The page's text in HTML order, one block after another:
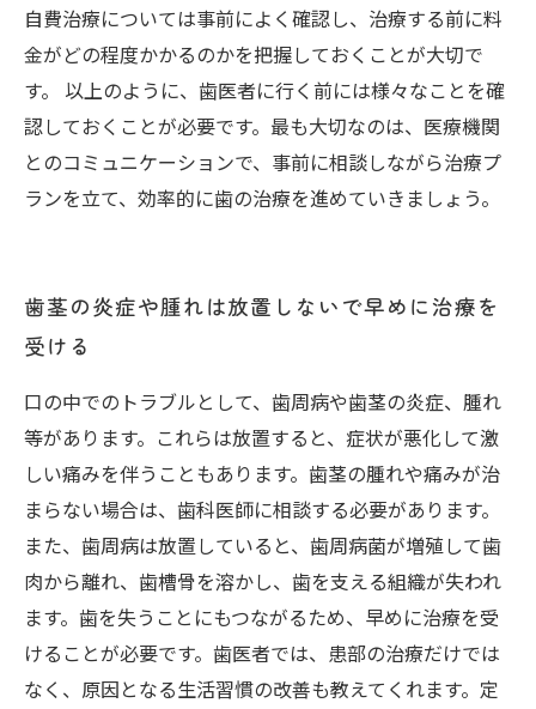
自費治療については事前によく確認し、治療する前に料
金がどの程度かかるのかを把握しておくことが大切で
す。 以上のように、歯医者に行く前には様々なことを確
認しておくことが必要です。最も大切なのは、医療機関
とのコミュニケーションで、事前に相談しながら治療プ
ランを立て、効率的に歯の治療を進めていきましょう。
歯茎の炎症や腫れは放置しないで早めに治療を
受ける
口の中でのトラブルとして、歯周病や歯茎の炎症、腫れ
等があります。これらは放置すると、症状が悪化して激
しい痛みを伴うこともあります。歯茎の腫れや痛みが治
まらない場合は、歯科医師に相談する必要があります。
また、歯周病は放置していると、歯周病菌が増殖して歯
肉から離れ、歯槽骨を溶かし、歯を支える組織が失われ
ます。歯を失うことにもつながるため、早めに治療を受
けることが必要です。歯医者では、患部の治療だけでは
なく、原因となる生活習慣の改善も教えてくれます。定